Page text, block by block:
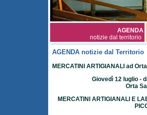
AGENDA
notizie dal territorio
AGENDA notizie dal Territorio
MERCATINI ARTIGIANALI ad
Giovedì 12 luglio -
Orta
MERCATINI ARTIGIANALI E